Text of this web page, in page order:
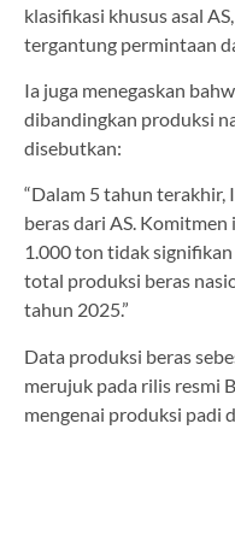
klasifikasi khusus asal
tergantung permintaan
Ia juga menegaskan
dibandingkan produksi
disebutkan:
“Dalam 5 tahun
beras dari AS. Komitmen
1.000 ton tidak
total produksi beras
tahun 2025.”
Data produksi beras
merujuk pada rilis resmi
mengenai produksi padi